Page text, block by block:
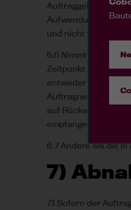
Auftraggeber ,
Aufwendungen zu,
und nicht
6.6 Nimmt der
Zeitpunkt an und ist
entweder Erfüllung
Auftragnehmer die
auf Rückerstattung
empfangenen
6.7 Andere als die
7)
7.1 Sofern der